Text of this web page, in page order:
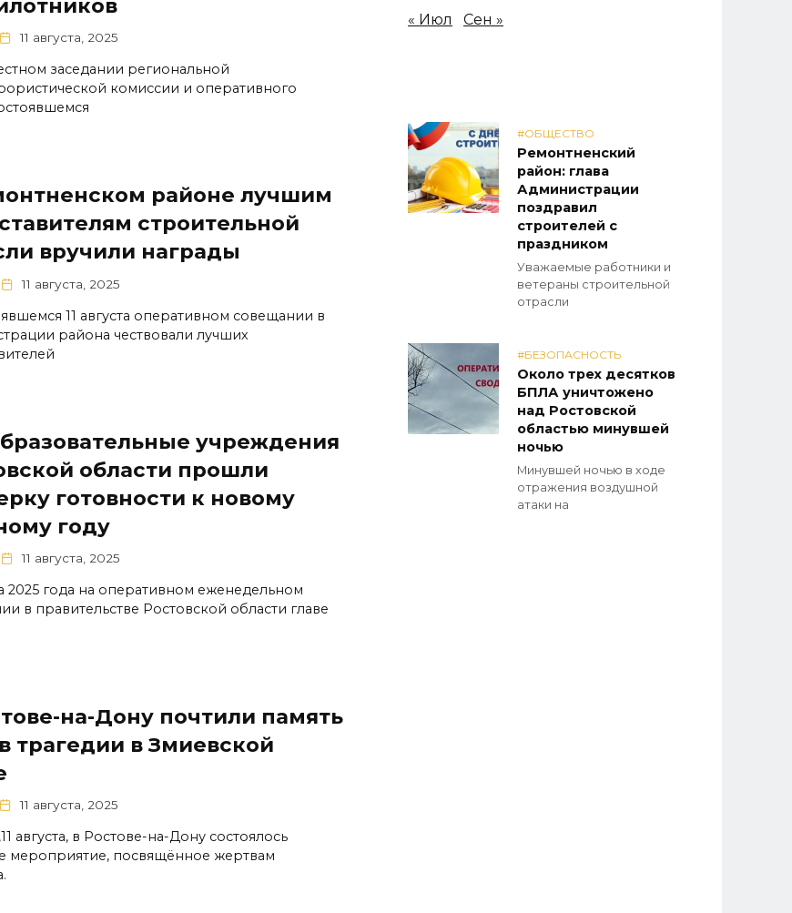
11 августа, 2025
заседании региональной
комиссии и оперативного
районе лучшим
строительной
вручили награды
11 августа, 2025
11 августа оперативном совещании в
района чествовали лучших
учреждения
области прошли
готовности к новому
году
11 августа, 2025
2025 года на оперативном еженедельном
в правительстве Ростовской области главе
на-Дону почтили память
трагедии в Змиевской
11 августа, 2025
августа, в Ростове-на-Дону состоялось
мероприятие, посвящённое жертвам
« Июл Сен »
#ОБЩЕСТВО
Ремонтненский
район: глава
Администрации
поздравил
строителей с
праздником
Уважаемые работники и
ветераны строительной
отрасли
#БЕЗОПАСНОСТЬ
Около трех десятков
БПЛА уничтожено
над Ростовской
областью минувшей
ночью
Минувшей ночью в ходе
отражения воздушной
атаки на